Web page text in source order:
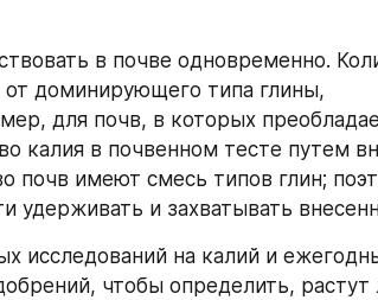
в почве одновременно.
от доминирующего типа глины,
для почв, в которых
калия в почвенном тесте путем
почв имеют смесь типов глин;
удерживать и захватывать
исследований на калий и
чтобы определить, растут